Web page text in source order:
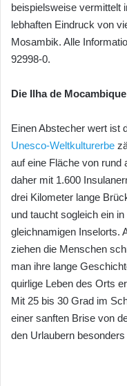
beispielsweise vermittelt
lebhaften Eindruck von
Mosambik. Alle
92998-0.
Die Ilha de Mocambique
Einen Abstecher wert ist
Unesco-Weltkulturerbe
auf eine Fläche von rund
daher mit 1.600
drei Kilometer lange
und taucht sogleich ein
gleichnamigen Inselorts.
ziehen die Menschen
man ihre lange
quirlige Leben des Orts
Mit 25 bis 30 Grad im
einer sanften Brise von
den Urlaubern